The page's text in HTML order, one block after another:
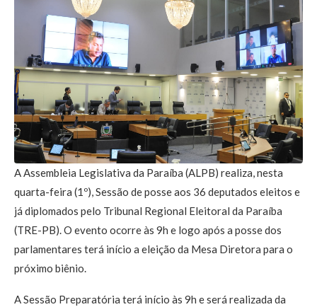
A Assembleia Legislativa da Paraíba (ALPB) realiza, nesta
quarta-feira (1º), Sessão de posse aos 36 deputados eleitos e
já diplomados pelo Tribunal Regional Eleitoral da Paraíba
(TRE-PB). O evento ocorre às 9h e logo após a posse dos
parlamentares terá início a eleição da Mesa Diretora para o
próximo biênio.
A Sessão Preparatória terá início às 9h e será realizada da